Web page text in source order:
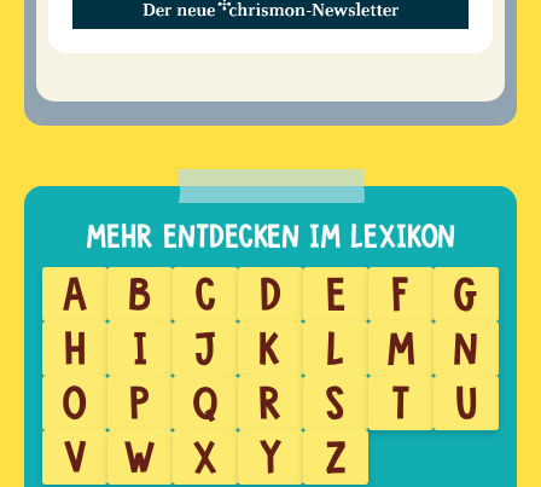
A B C D E F
G
H
I J K L M
N
O
P Q R S T
U
V
W X Y Z